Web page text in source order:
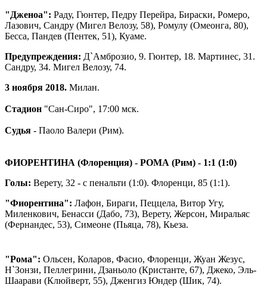
"Дженоа": Раду, Гюнтер, Педру Перейра, Бираски, Ромеро,
Лазович, Сандру (Мигел Велозу, 58), Ромулу (Омеонга, 80),
Бесса, Пандев (Пентек, 51), Куаме.
Предупреждения: Д`Амброзио, 9. Гюнтер, 18. Мартинес, 31.
Сандру, 34. Мигел Велозу, 74.
3 ноября 2018. Милан.
Стадион "Сан-Сиро", 17:00 мск.
Судья - Паоло Валери (Рим).
ФИОРЕНТИНА (Флоренция) - РОМА (Рим) - 1:1 (1:0)
Голы: Верету, 32 - с пенальти (1:0). Флоренци, 85 (1:1).
"Фиорентина": Лафон, Бираги, Пеццела, Витор Угу,
Миленкович, Бенасси (Дабо, 73), Верету, Жерсон, Миральяс
(Фернандес, 53), Симеоне (Пьяца, 78), Кьеза.
"Рома": Ольсен, Коларов, Фасио, Флоренци, Жуан Жезус,
Н`Зонзи, Пеллегрини, Дзаньоло (Кристанте, 67), Джеко, Эль-
Шаарави (Клюйверт, 55), Дженгиз Юндер (Шик, 74).